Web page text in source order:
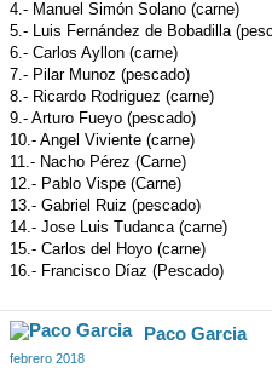
4.- Manuel Simón Solano (carne)
5.- Luis Fernández de Bobadilla
6.- Carlos Ayllon (carne)
7.- Pilar Munoz (pescado)
8.- Ricardo Rodriguez (carne)
9.- Arturo Fueyo (pescado)
10.- Angel Viviente (carne)
11.- Nacho Pérez (Carne)
12.- Pablo Vispe (Carne)
13.- Gabriel Ruiz (pescado)
14.- Jose Luis Tudanca (carne)
15.- Carlos del Hoyo (carne)
16.- Francisco Díaz (Pescado)
Paco Garcia
febrero 2018